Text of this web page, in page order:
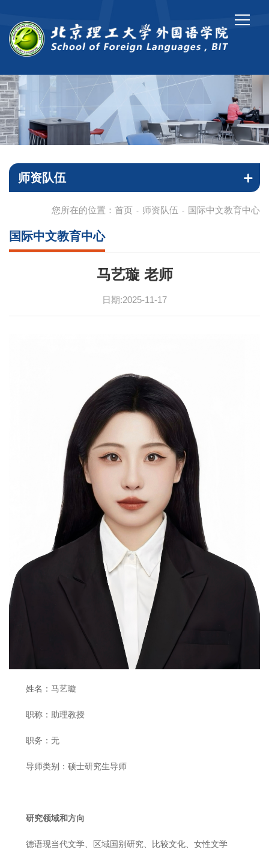
师资队伍
您所在的位置： 首页 - 师资队伍 - 国际中文教育中心
国际中文教育中心
马艺璇 老师
日期:2025-11-17
姓名：马艺璇
职称：助理教授
职务：无
导师类别：硕士研究生导师
研究领域和方向
德语现当代文学、区域国别研究、比较文化、女性文学